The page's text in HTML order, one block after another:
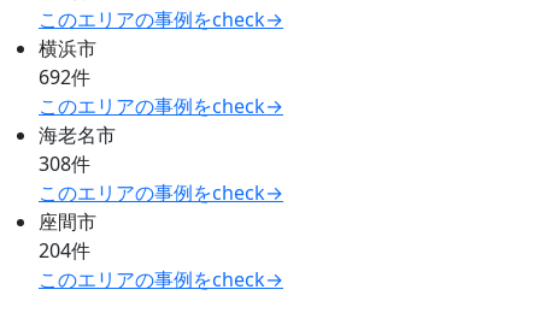
このエリアの事例をcheck→
横浜市
692件
このエリアの事例をcheck→
海老名市
308件
このエリアの事例をcheck→
座間市
204件
このエリアの事例をcheck→